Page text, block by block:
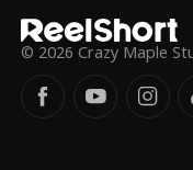
© 2026 Crazy Maple